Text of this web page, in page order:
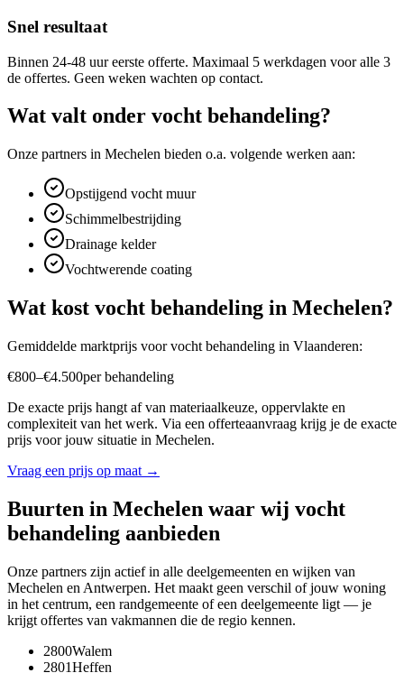
Snel resultaat
Binnen 24-48 uur eerste offerte. Maximaal 5 werkdagen voor alle 3
de offertes. Geen weken wachten op contact.
Wat valt onder vocht behandeling?
Onze partners in Mechelen bieden o.a. volgende werken aan:
Opstijgend vocht muur
Schimmelbestrijding
Drainage kelder
Vochtwerende coating
Wat kost vocht behandeling in Mechelen?
Gemiddelde marktprijs voorvocht behandeling in Vlaanderen:
€800–€4.500perbehandeling
De exacte prijs hangt af van materiaalkeuze, oppervlakte en
complexiteit van het werk. Via een offerteaanvraag krijg je de exacte
prijs voor jouw situatie in Mechelen.
Vraag een prijs op maat →
Buurten in Mechelen waar wij vocht
behandeling aanbieden
Onze partners zijn actief in alle deelgemeenten en wijken van
Mechelen en Antwerpen. Het maakt geen verschil of jouw woning
in het centrum, een randgemeente of een deelgemeente ligt — je
krijgt offertes van vakmannen die de regio kennen.
2800Walem
2801Heffen